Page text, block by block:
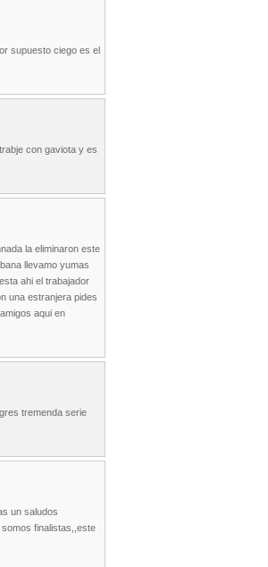
supuesto ciego es el
con gaviota y es
la eliminaron este
llevamo yumas
ahi el trabajador
una estranjera pides
aqui en
tremenda serie
un saludos
finalistas,,este